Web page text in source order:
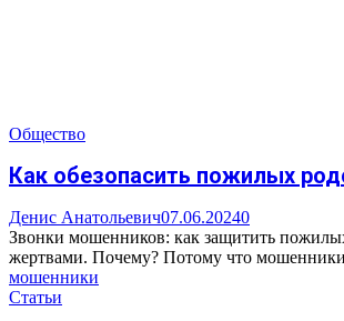
Общество
Как обезопасить пожилых
Денис Анатольевич07.06.20240
Звонки мошенников: как защитить
жертвами. Почему? Потому что
мошенники
Статьи